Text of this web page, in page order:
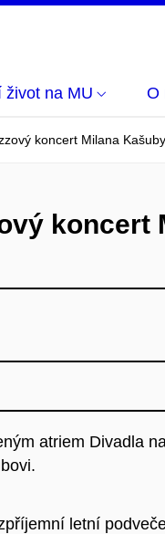
život na MU O
koncert Milana
koncert
atriem Divadla
letní